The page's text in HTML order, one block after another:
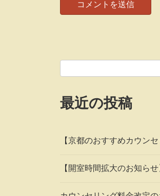
最近の投稿
【京都のおすすめカウン
【開室時間拡大のお知ら